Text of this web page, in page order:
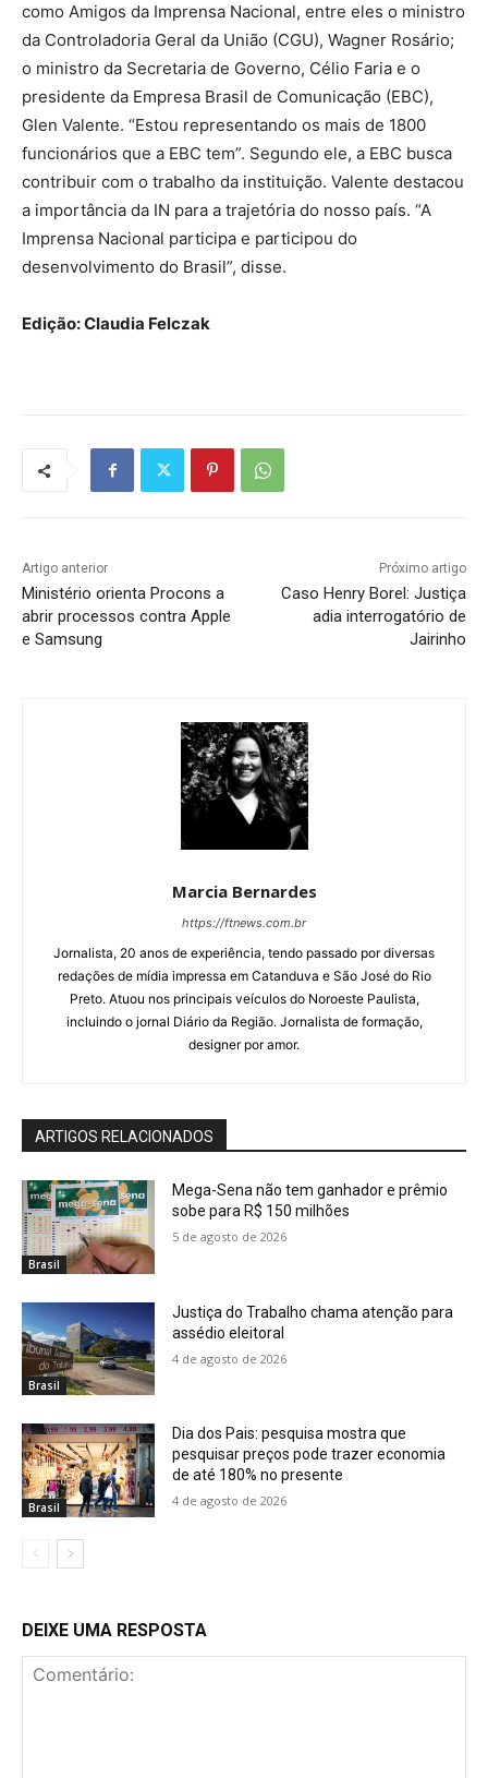
como Amigos da Imprensa Nacional, entre eles o ministro
da Controladoria Geral da União (CGU), Wagner Rosário;
o ministro da Secretaria de Governo, Célio Faria e o
presidente da Empresa Brasil de Comunicação (EBC),
Glen Valente. “Estou representando os mais de 1800
funcionários que a EBC tem”. Segundo ele, a EBC busca
contribuir com o trabalho da instituição. Valente destacou
a importância da IN para a trajetória do nosso país. “A
Imprensa Nacional participa e participou do
desenvolvimento do Brasil”, disse.
Edição: Claudia Felczak
Artigo anterior
Ministério orienta Procons a
abrir processos contra Apple
e Samsung
Próximo artigo
Caso Henry Borel: Justiça
adia interrogatório de
Jairinho
Marcia Bernardes
https://ftnews.com.br
Jornalista, 20 anos de experiência, tendo passado por diversas
redações de mídia impressa em Catanduva e São José do Rio
Preto. Atuou nos principais veículos do Noroeste Paulista,
incluindo o jornal Diário da Região. Jornalista de formação,
designer por amor.
ARTIGOS RELACIONADOS
Brasil
Mega-Sena não tem ganhador e prêmio
sobe para R$ 150 milhões
5 de agosto de 2026
Brasil
Justiça do Trabalho chama atenção para
assédio eleitoral
4 de agosto de 2026
Brasil
Dia dos Pais: pesquisa mostra que
pesquisar preços pode trazer economia
de até 180% no presente
4 de agosto de 2026
DEIXE UMA RESPOSTA